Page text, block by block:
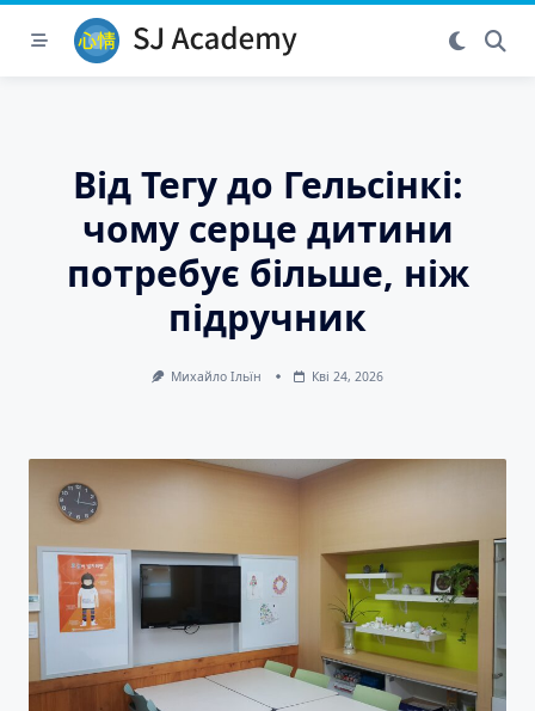
Skip
Від Тегу до Гельсінкі:
чому серце дитини
потребує більше, ніж
підручник
Михайло Ільїн Кві 24, 2026